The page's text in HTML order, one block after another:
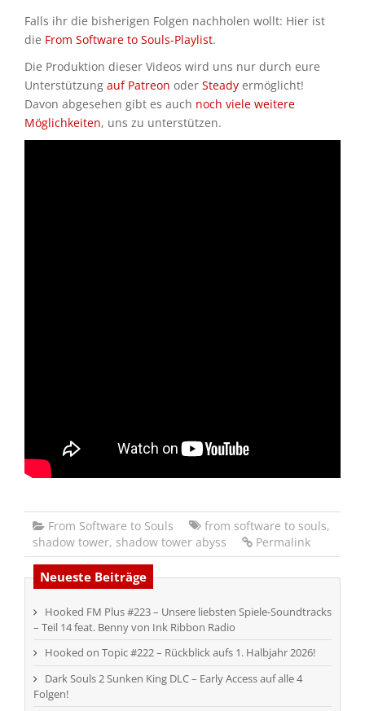
Falls ihr die bisherigen Folgen nachholen wollt: Hier ist
die From Software to Souls-Playlist.
Die Produktion dieser Videos wird uns nur durch eure
Unterstützung auf Patreon oder Steady ermöglicht!
Davon abgesehen gibt es auch noch viele weitere
Möglichkeiten, uns zu unterstützen.
From Software to Souls from software to souls,
shadow tower, shadow tower abyss Permalink
Neueste Beiträge
Hooked FM Plus #223 – Unsere liebsten Spiele-Soundtracks
– Teil 14 feat. Benny von Ink Ribbon Radio
Hooked on Topic #222 – Rückblick aufs 1. Halbjahr 2026!
Dark Souls 2 Sunken King DLC – Early Access auf alle 4
Folgen!